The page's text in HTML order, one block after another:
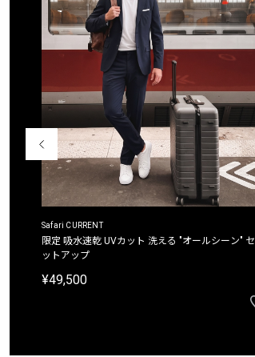
Safari CURRENT
限定 吸水速乾 UVカット 洗える "オールシーン" セ
ットアップ
¥49,500